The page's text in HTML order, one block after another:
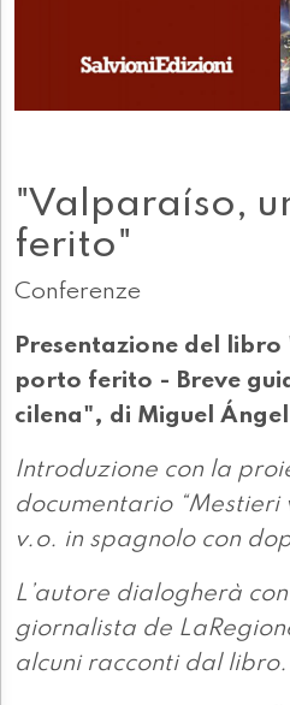
"Valparaíso,
ferito"
Conferenze
Presentazione del
porto ferito - Breve
cilena", di Miguel
Introduzione con la
documentario “Mestieri
v.o. in spagnolo con
L’autore dialogherà
giornalista de
alcuni racconti dal libro.